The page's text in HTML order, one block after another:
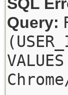
SQL
Query: